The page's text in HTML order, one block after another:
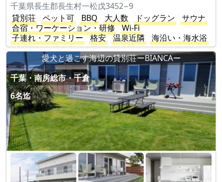
千葉県長生郡長生村一松戊3452−9
貸別荘
ペット可 BBQ 大人数 ドッグラン
サウナ
合宿・ワーケーション・研修
Wi-Fi
子連れ・ファミリー
格安 温泉近隣
海沿い・海水浴
愛犬と過ごす海辺の貸別荘ーBIANCAー
千葉・南房総市・千倉
6名迄